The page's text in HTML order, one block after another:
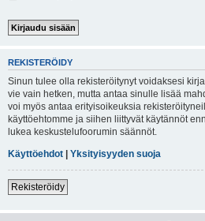
REKISTERÖIDY
Sinun tulee olla rekisteröitynyt voidaksesi
vie vain hetken, mutta antaa sinulle lisää
voi myös antaa erityisoikeuksia
käyttöehtomme ja siihen liittyvät käytännöt
lukea keskustelufoorumin säännöt.
Käyttöehdot | Yksityisyyden suoja
Rekisteröidy